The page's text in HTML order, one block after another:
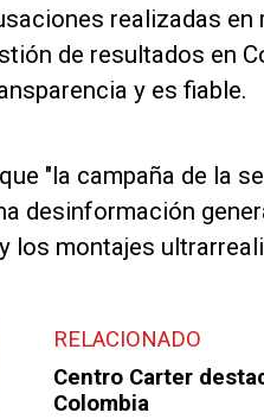
realizadas
de resultados en
y es fiable.
"la campaña de la
desinformación
los montajes
RELACIONADO
Centro Carter
Colombia